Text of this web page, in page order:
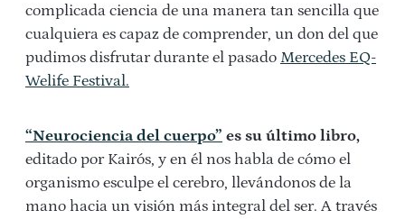
complicada ciencia de una manera tan sencilla que
cualquiera es capaz de comprender, un don del que
pudimos disfrutar durante el pasado Mercedes EQ-
Welife Festival.
“Neurociencia del cuerpo” es su último libro,
editado por Kairós, y en él nos habla de cómo el
organismo esculpe el cerebro, llevándonos de la
mano hacia un visión más integral del ser. A través